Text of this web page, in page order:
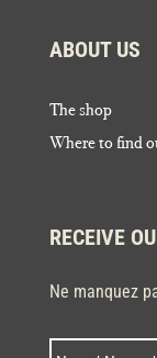
ABOUT US
The shop
Where to find
RECEIVE
Ne manquez
Nom *